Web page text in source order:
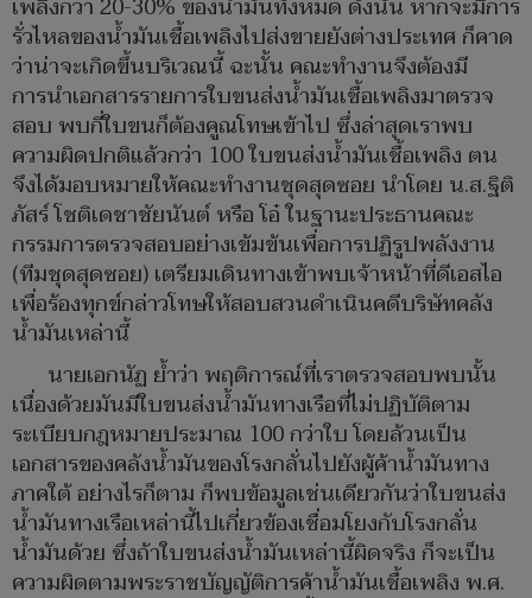
เพลิงกว่า 20-30% ของน้ำมันทั้งหมด ดังนั้น หากจะมีการ
รั่วไหลของน้ำมันเชื้อเพลิงไปส่งขายยังต่างประเทศ ก็คาด
ว่าน่าจะเกิดขึ้นบริเวณนี้ ฉะนั้น คณะทำงานจึงต้องมี
การนำเอกสารรายการใบขนส่งน้ำมันเชื้อเพลิงมาตรวจ
สอบ พบกี่ใบขนก็ต้องคูณโทษเข้าไป ซึ่งล่าสุดเราพบ
ความผิดปกติแล้วกว่า 100 ใบขนส่งน้ำมันเชื้อเพลิง ตน
จึงได้มอบหมายให้คณะทำงานชุดสุดซอย นำโดย น.ส.ฐิติ
ภัสร์ โชติเดชาชัยนันต์ หรือ โอ๋ ในฐานะประธานคณะ
กรรมการตรวจสอบอย่างเข้มข้นเพื่อการปฏิรูปพลังงาน
(ทีมชุดสุดซอย) เตรียมเดินทางเข้าพบเจ้าหน้าที่ดีเอสไอ
เพื่อร้องทุกข์กล่าวโทษให้สอบสวนดำเนินคดีบริษัทคลัง
น้ำมันเหล่านี้
นายเอกนัฏ ย้ำว่า พฤติการณ์ที่เราตรวจสอบพบนั้น
เนื่องด้วยมันมีใบขนส่งน้ำมันทางเรือที่ไม่ปฏิบัติตาม
ระเบียบกฎหมายประมาณ 100 กว่าใบ โดยล้วนเป็น
เอกสารของคลังน้ำมันของโรงกลั่นไปยังผู้ค้าน้ำมันทาง
ภาคใต้ อย่างไรก็ตาม ก็พบข้อมูลเช่นเดียวกันว่าใบขนส่ง
น้ำมันทางเรือเหล่านี้ไปเกี่ยวข้องเชื่อมโยงกับโรงกลั่น
น้ำมันด้วย ซึ่งถ้าใบขนส่งน้ำมันเหล่านี้ผิดจริง ก็จะเป็น
ความผิดตามพระราชบัญญัติการค้าน้ำมันเชื้อเพลิง พ.ศ.